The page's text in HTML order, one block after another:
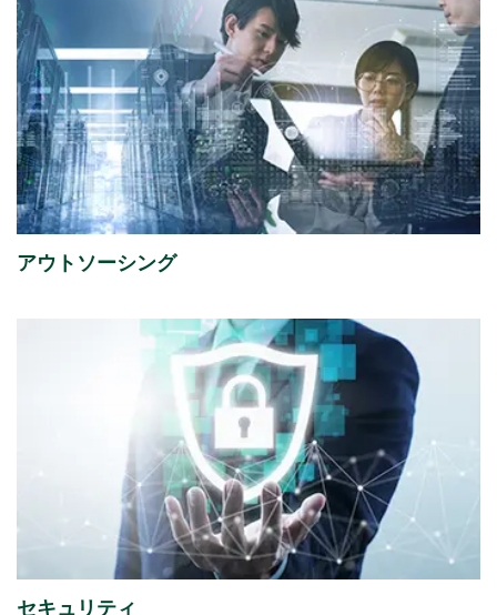
2026年07月31日 経営・財務
2027年３月期 第１四半期決算概況 （1,736KB）
2026年07月31日
（356KB）
経営・財務
『1,149件のAI活用アイデアが集結「生成AIプロンプト
コンテストを開催」』を掲載しました。
（4,221KB）
2026年07月16日
アウトソーシング
セキュリティ